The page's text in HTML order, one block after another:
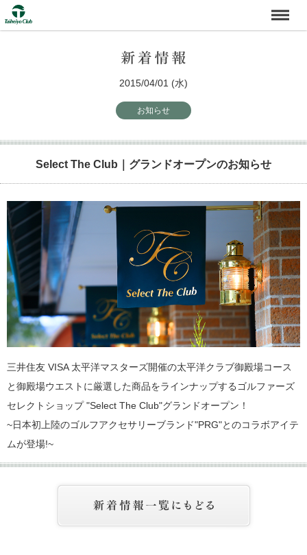
2015/04/01 (水)
お知らせ
Select The Club｜グランドオープンのお知らせ
三井住友 VISA 太平洋マスターズ開催の太平洋クラブ御殿場コース
と御殿場ウエストに厳選した商品をラインナップするゴルファーズ
セレクトショップ "Select The Club"グランドオープン！
~日本初上陸のゴルフアクセサリーブランド"PRG"とのコラボアイテ
ムが登場!~